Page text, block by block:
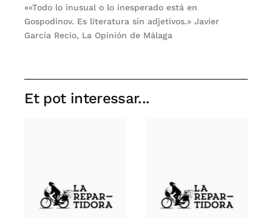
««Todo lo inusual o lo inesperado está en
Gospodínov. Es literatura sin adjetivos.» Javier
García Recio, La Opinión de Málaga
Et pot interessar...